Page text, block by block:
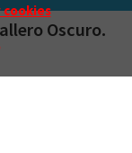
Oscuro.